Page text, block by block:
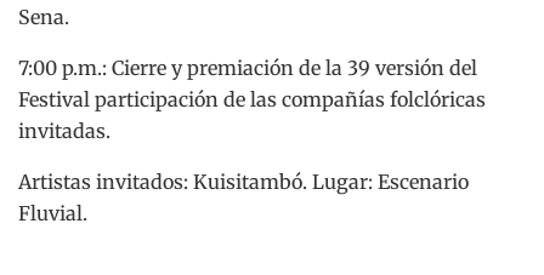
Sena.
7:00 p.m.: Cierre y premiación de la 39 versión del
Festival participación de las compañías folclóricas
invitadas.
Artistas invitados: Kuisitambó. Lugar: Escenario
Fluvial.